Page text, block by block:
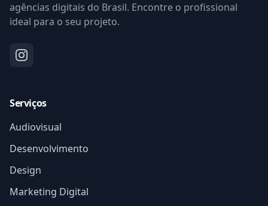
agências digitais do Brasil. Encontre o profissional
ideal para o seu projeto.
Serviços
Audiovisual
Desenvolvimento
Design
Marketing Digital